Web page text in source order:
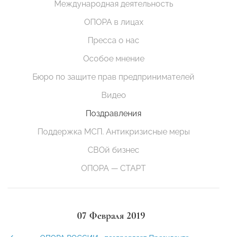
Международная деятельность
ОПОРА в лицах
Пресса о нас
Особое мнение
Бюро по защите прав предпринимателей
Видео
Поздравления
Поддержка МСП. Антикризисные меры
СВОй бизнес
ОПОРА — СТАРТ
07 Февраля 2019